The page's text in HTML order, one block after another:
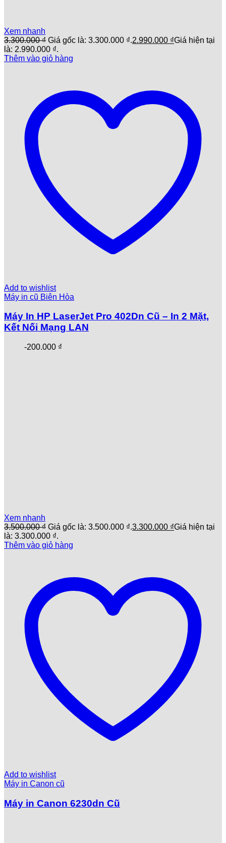
Xem nhanh
3.300.000₫ Giá gốc là: 3.300.000 ₫.2.990.000 ₫Giá hiện tại
là: 2.990.000 ₫.
Thêm vào giỏ hàng
Add to wishlist
Máy in cũ Biên Hòa
Máy In HP LaserJet Pro 402Dn Cũ – In 2 Mặt,
Kết Nối Mạng LAN
-200.000 ₫
Xem nhanh
3.500.000₫ Giá gốc là: 3.500.000 ₫.3.300.000 ₫Giá hiện tại
là: 3.300.000 ₫.
Thêm vào giỏ hàng
Add to wishlist
Máy in Canon cũ
Máy in Canon 6230dn Cũ